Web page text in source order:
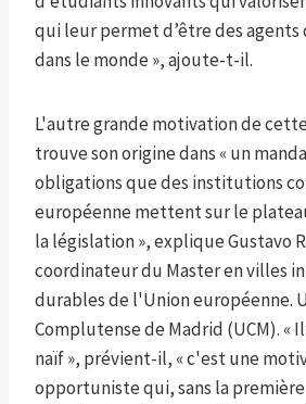
qui leur permet d’être des agents
dans le monde », ajoute-t-il.
L'autre grande motivation de
trouve son origine dans « un
obligations que des institutions
européenne mettent sur le
la législation », explique Gustavo
coordinateur du Master en villes
durables de l'Union européenne.
Complutense de Madrid (UCM). «
naïf », prévient-il, « c'est une
opportuniste qui, sans la